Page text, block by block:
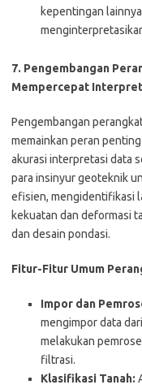
kepentingan
7. Pengembangan
Mempercepat
Pengembangan
memainkan peran
akurasi interpretasi data
para insinyur geoteknik
efisien, mengidentifikasi
kekuatan dan deformasi
dan desain pondasi.
Fitur-Fitur Umum
Impor dan
mengimpor data
melakukan
filtrasi.
Klasifikasi Tanah: